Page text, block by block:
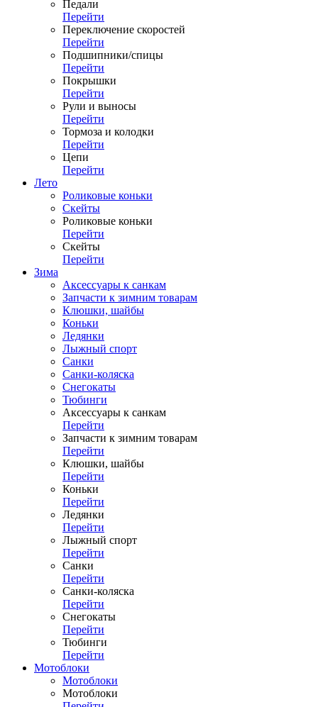
Педали
Перейти
Переключение скоростей
Перейти
Подшипники/спицы
Перейти
Покрышки
Перейти
Рули и выносы
Перейти
Тормоза и колодки
Перейти
Цепи
Перейти
Лето
Роликовые коньки
Скейты
Роликовые коньки
Перейти
Скейты
Перейти
Зима
Аксессуары к санкам
Запчасти к зимним товарам
Клюшки, шайбы
Коньки
Ледянки
Лыжный спорт
Санки
Санки-коляска
Снегокаты
Тюбинги
Аксессуары к санкам
Перейти
Запчасти к зимним товарам
Перейти
Клюшки, шайбы
Перейти
Коньки
Перейти
Ледянки
Перейти
Лыжный спорт
Перейти
Санки
Перейти
Санки-коляска
Перейти
Снегокаты
Перейти
Тюбинги
Перейти
Мотоблоки
Мотоблоки
Мотоблоки